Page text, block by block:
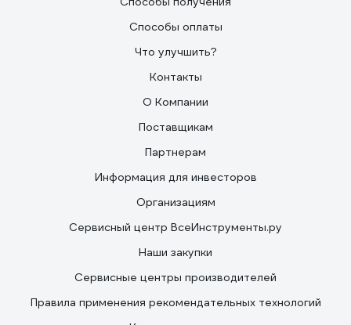
Способы оплаты
Что улучшить?
Контакты
О Компании
Поставщикам
Партнерам
Информация для инвесторов
Организациям
Сервисный центр ВсеИнструменты.ру
Наши закупки
Сервисные центры производителей
Правила применения рекомендательных технологий